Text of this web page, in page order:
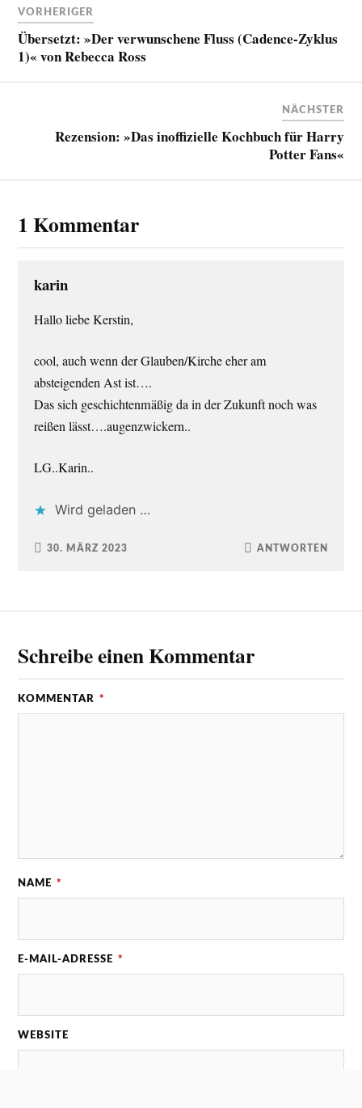
VORHERIGER
Übersetzt: »Der verwunschene Fluss (Cadence-Zyklus
1)« von Rebecca Ross
NÄCHSTER
Rezension: »Das inoffizielle Kochbuch für Harry
Potter Fans«
1 Kommentar
karin
Hallo liebe Kerstin,
cool, auch wenn der Glauben/Kirche eher am
absteigenden Ast ist….
Das sich geschichtenmäßig da in der Zukunft noch was
reißen lässt….augenzwickern..
LG..Karin..
Wird geladen …
30. MÄRZ 2023 ANTWORTEN
Schreibe einen Kommentar
KOMMENTAR *
NAME *
E-MAIL-ADRESSE *
WEBSITE